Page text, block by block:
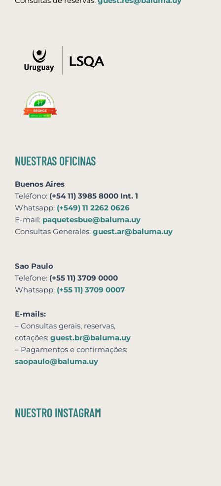
NUESTRAS OFICINAS
Buenos Aires
Teléfono: (+54 11) 3985 8000 Int. 1
Whatsapp: (+549) 11 2262 0626
E-mail: paquetesbue@baluma.uy
Consultas Generales: guest.ar@baluma.uy
Sao Paulo
Telefone: (+55 11) 3709 0000
Whatsapp: (+55 11) 3709 0007
E-mails:
– Consultas gerais, reservas,
cotações: guest.br@baluma.uy
– Pagamentos e confirmações:
saopaulo@baluma.uy
NUESTRO INSTAGRAM